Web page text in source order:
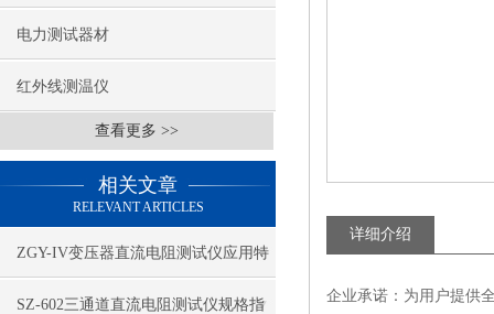
电力测试器材
红外线测温仪
查看更多 >>
相关文章
RELEVANT ARTICLES
ZGY-IV变压器直流电阻测试仪应用特
征
​SZ-602三通道直流电阻测试仪规格指
详细介绍
企业承诺：为用户提供